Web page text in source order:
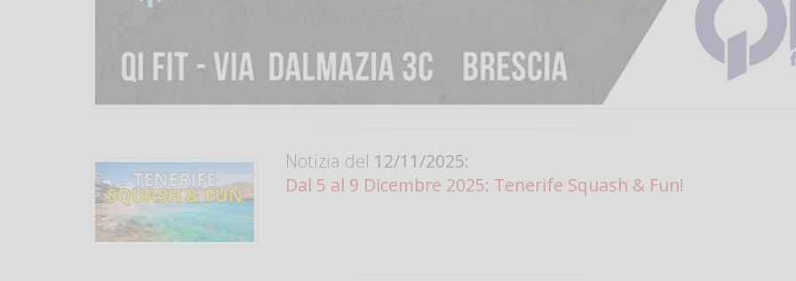
Notizia del 12/11/2025:
Dal 5 al 9 Dicembre 2025: Tenerife Squash & Fun!